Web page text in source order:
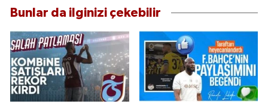
Bunlar da ilginizi çekebilir